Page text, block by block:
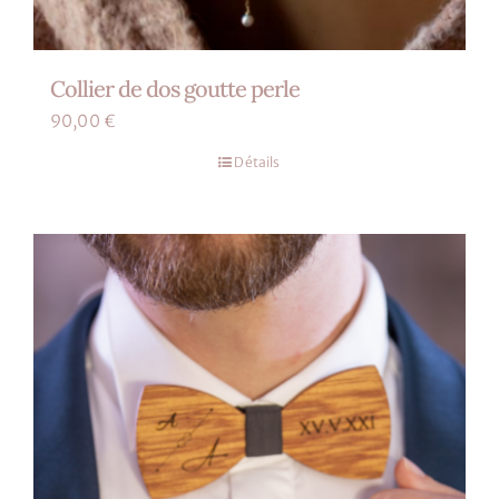
Collier de dos goutte perle
90,00 €
Détails